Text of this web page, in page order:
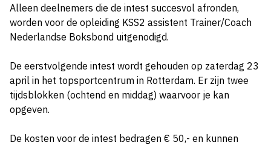
Alleen deelnemers die de intest succesvol afronden,
worden voor de opleiding KSS2 assistent Trainer/Coach
Nederlandse Boksbond uitgenodigd.
De eerstvolgende intest wordt gehouden op zaterdag 23
april in het topsportcentrum in Rotterdam. Er zijn twee
tijdsblokken (ochtend en middag) waarvoor je kan
opgeven.
De kosten voor de intest bedragen € 50,- en kunnen